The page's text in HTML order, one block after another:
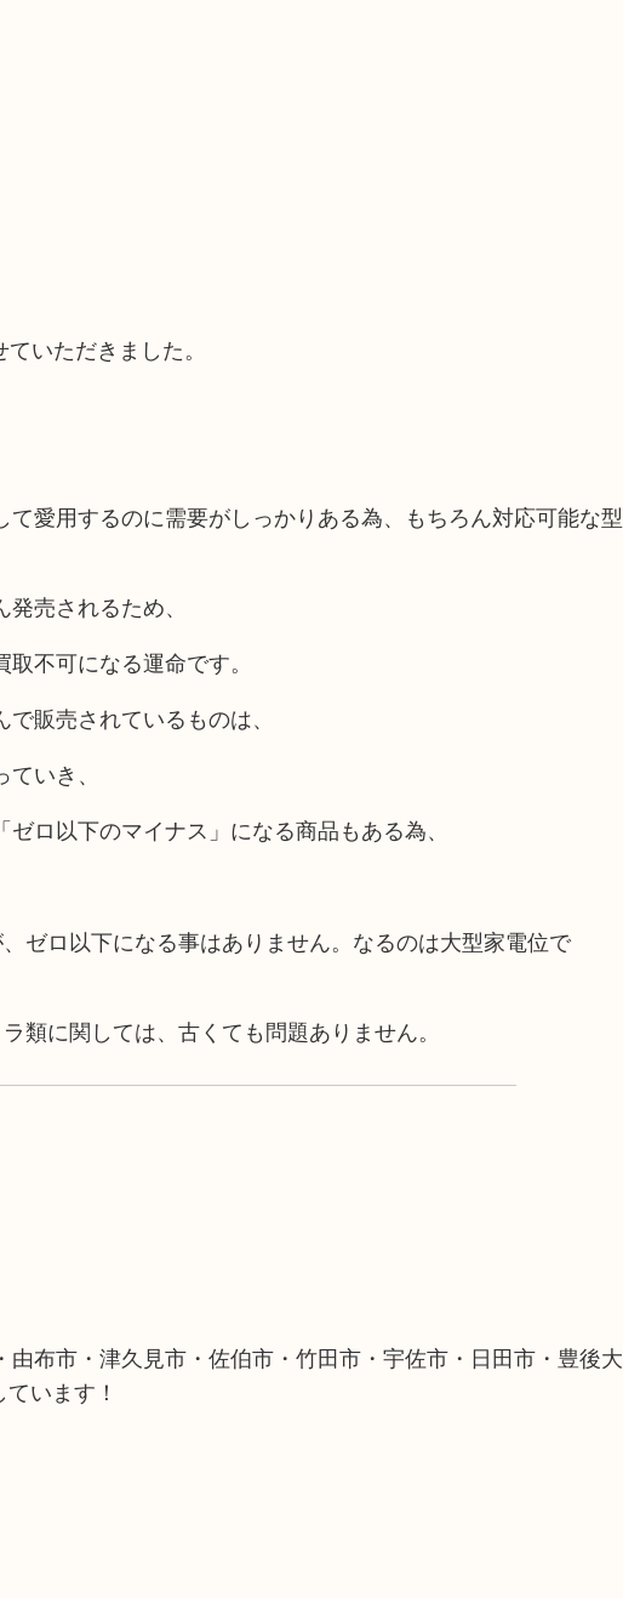
いただきました。
愛用するのに需要がしっかりある為、もちろん対応可能な型
売されるため、
不可になる運命です。
販売されているものは、
いき、
ロ以下のマイナス」になる商品もある為、
ゼロ以下になる事はありません。なるのは大型家電位で
類に関しては、古くても問題ありません。
布市・津久見市・佐伯市・竹田市・宇佐市・日田市・豊後大
います！